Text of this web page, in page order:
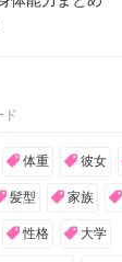
ド
体重 彼女
髪型 家族
性格 大学